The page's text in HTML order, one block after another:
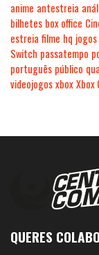
anime antestreia
bilhetes box office
estreia filme hq jogos
Switch passatempo
português público
videojogosxboxXbox
QUERES